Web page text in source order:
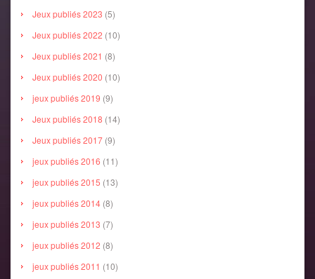
Jeux publiés 2023 (5)
Jeux publiés 2022 (10)
Jeux publiés 2021 (8)
Jeux publiés 2020 (10)
jeux publiés 2019 (9)
Jeux publiés 2018 (14)
Jeux publiés 2017 (9)
jeux publiés 2016 (11)
jeux publiés 2015 (13)
jeux publiés 2014 (8)
jeux publiés 2013 (7)
jeux publiés 2012 (8)
jeux publiés 2011 (10)